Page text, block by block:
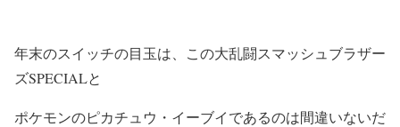
年末のスイッチの目玉は、この大乱闘スマッシュブラザー
ズSPECIALと
ポケモンのピカチュウ・イーブイであるのは間違いないだ